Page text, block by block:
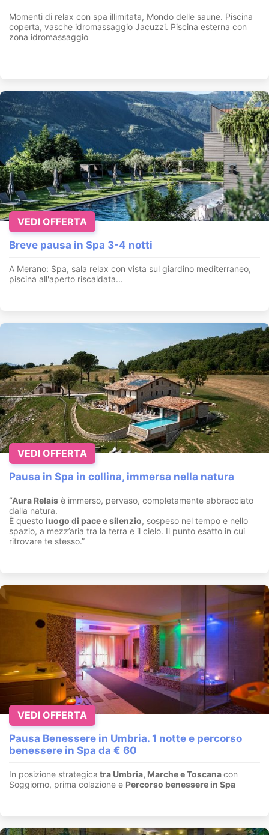
Momenti di relax con spa illimitata, Mondo delle saune. Piscina
coperta, vasche idromassaggio Jacuzzi. Piscina esterna con
zona idromassaggio
Breve pausa in Spa 3-4 notti
A Merano: Spa, sala relax con vista sul giardino mediterraneo,
piscina all'aperto riscaldata...
VEDI OFFERTA
Pausa in Spa in collina, immersa nella natura
“Aura Relais è immerso, pervaso, completamente abbracciato
dalla natura.
È questo luogo di pace e silenzio, sospeso nel tempo e nello
spazio, a mezz’aria tra la terra e il cielo. Il punto esatto in cui
ritrovare te stesso.”
VEDI OFFERTA
Pausa Benessere in Umbria. 1 notte e percorso
benessere in Spa da € 60
In posizione strategica tra Umbria, Marche e Toscanacon
Soggiorno, prima colazione e Percorso benessere in Spa
VEDI OFFERTA